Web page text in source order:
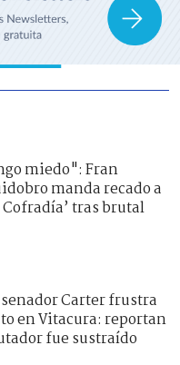
miedo": Fran
manda recado a
Cofradía’ tras brutal
Carter frustra
en Vitacura: reportan
fue sustraído